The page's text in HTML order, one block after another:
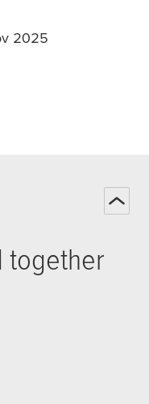
2025
together